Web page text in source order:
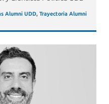
Alumni UDD, Trayectoria Alumni